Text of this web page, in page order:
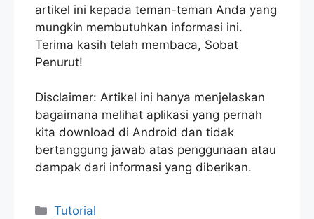
artikel ini kepada teman-teman Anda yang
mungkin membutuhkan informasi ini.
Terima kasih telah membaca, Sobat
Penurut!
Disclaimer: Artikel ini hanya menjelaskan
bagaimana melihat aplikasi yang pernah
kita download di Android dan tidak
bertanggung jawab atas penggunaan atau
dampak dari informasi yang diberikan.
Categories
Tutorial